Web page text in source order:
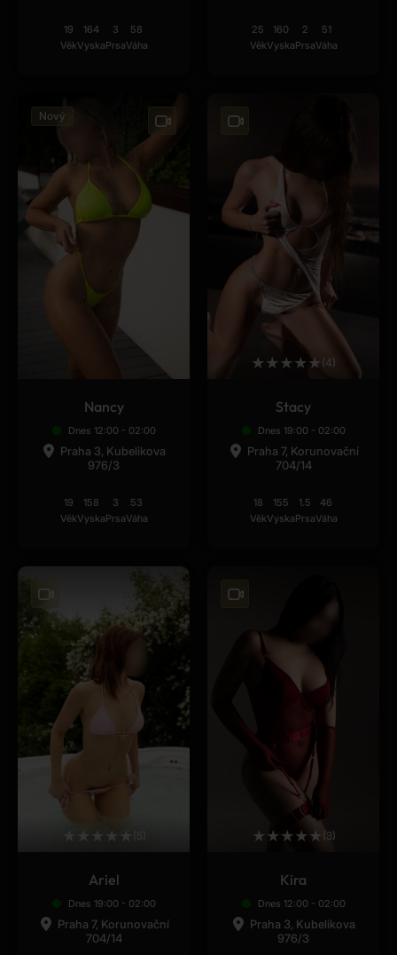
19
Věk
164
Vyska
3
Prsa
58
Váha
25
Věk
160
Vyska
2
Prsa
51
Váha
Nový
Nancy
Dnes 12:00 - 02:00
Praha 3, Kubelikova
976/3
19
Věk
158
Vyska
3
Prsa
53
Váha
★ ★ ★ ★ ★ (4)
Stacy
Dnes 19:00 - 02:00
Praha 7, Korunovační
704/14
18
Věk
155
Vyska
1.5
Prsa
46
Váha
★ ★ ★ ★ ★
Ariel
Dnes 19:00 - 02:00
Praha 7, Korunovační
704/14
★ ★ ★ ★ ★ (3)
Kira
Dnes 12:00 - 02:00
Praha 3, Kubelikova
976/3